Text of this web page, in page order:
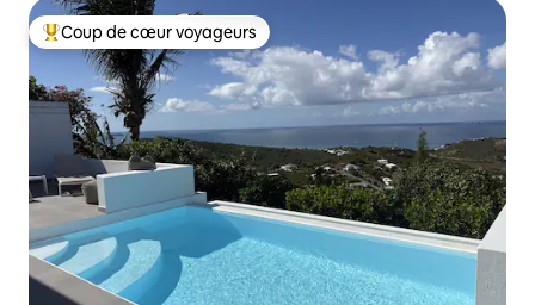
Coups de cœur voyageurs les plus appréciés
Coup de cœur voyageurs